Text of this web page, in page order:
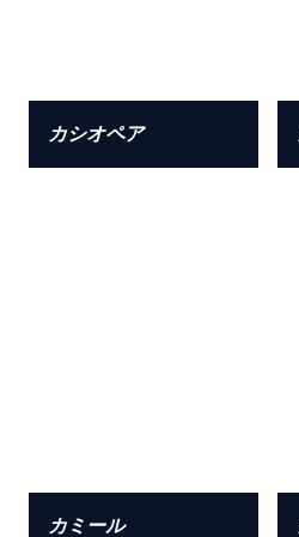
カシオペア
カミール